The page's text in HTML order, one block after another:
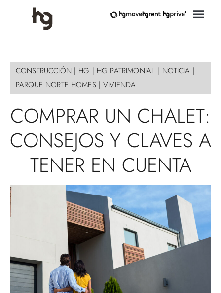
CONSTRUCCIÓN | HG | HG PATRIMONIAL | NOTICIA |
PARQUE NORTE HOMES|VIVIENDA
COMPRAR UN CHALET:
CONSEJOS Y CLAVES A
TENER EN CUENTA